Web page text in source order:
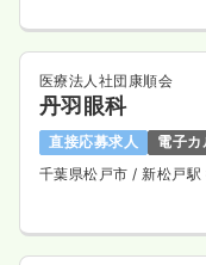
医療法人社団康順会
丹羽眼科
直接応募求人
電子カ
千葉県松戸市 / 新松戸駅